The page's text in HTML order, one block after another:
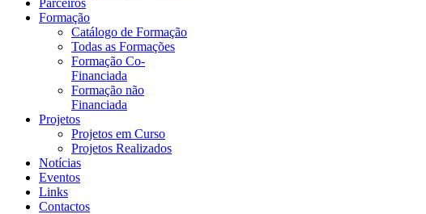
Parceiros
Formação
Catálogo de Formação
Todas as Formações
Formação Co-
Financiada
Formação não
Financiada
Projetos
Projetos em Curso
Projetos Realizados
Notícias
Eventos
Links
Contactos